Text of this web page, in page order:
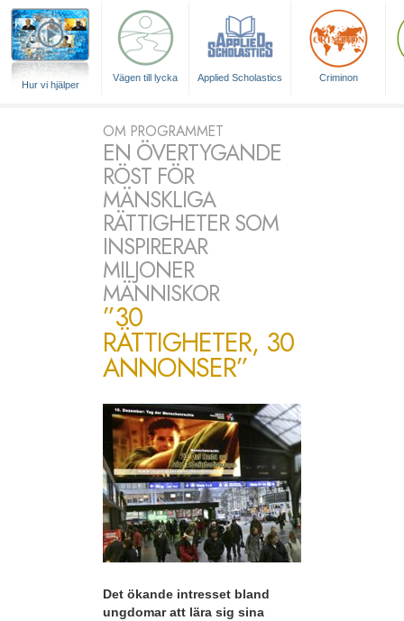
Hur vi hjälper
Vägen till lycka Applied Scholastics Criminon
OM PROGRAMMET
EN ÖVERTYGANDE
RÖST FÖR
MÄNSKLIGA
RÄTTIGHETER SOM
INSPIRERAR
MILJONER
MÄNNISKOR
”30
RÄTTIGHETER, 30
ANNONSER”
Det ökande intresset bland
ungdomar att lära sig sina